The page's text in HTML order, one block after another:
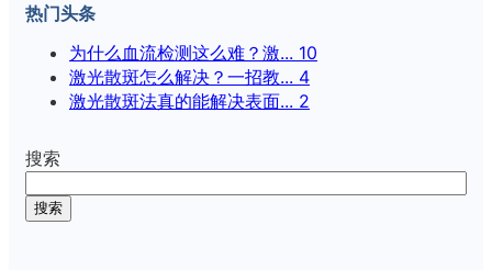
热门头条
为什么血流检测这么难？激... 10
激光散斑怎么解决？一招教... 4
激光散斑法真的能解决表面... 2
搜索
搜索